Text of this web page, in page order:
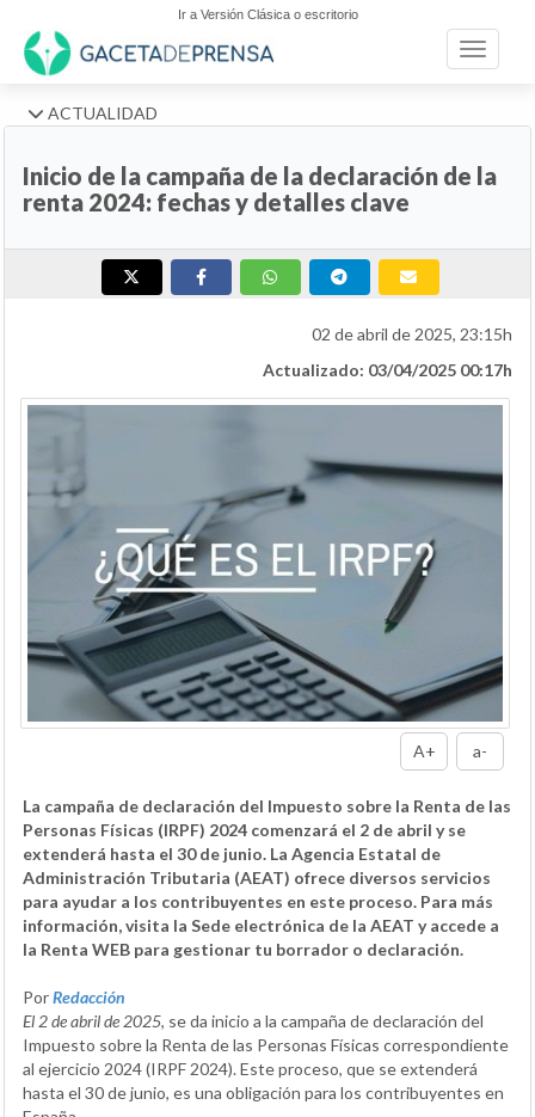
Ir a Versión Clásica o escritorio
Toggle
ACTUALIDAD
Inicio de la campaña de la declaración de la
renta 2024: fechas y detalles clave
02 de abril de 2025, 23:15h
Actualizado: 03/04/2025 00:17h
A+ a-
La campaña de declaración del Impuesto sobre la Renta de las
Personas Físicas (IRPF) 2024 comenzará el 2 de abril y se
extenderá hasta el 30 de junio. La Agencia Estatal de
Administración Tributaria (AEAT) ofrece diversos servicios
para ayudar a los contribuyentes en este proceso. Para más
información, visita la Sede electrónica de la AEAT y accede a
la Renta WEB para gestionar tu borrador o declaración.
PorRedacción
El 2 de abril de 2025, se da inicio a la campaña de declaración del
Impuesto sobre la Renta de las Personas Físicas correspondiente
al ejercicio 2024 (IRPF 2024). Este proceso, que se extenderá
hasta el 30 de junio, es una obligación para los contribuyentes en